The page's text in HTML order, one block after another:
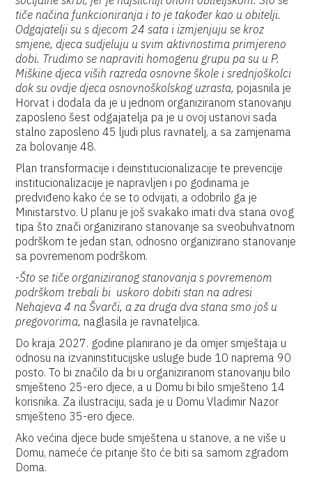
tiče načina funkcioniranja i to je također kao u obitelji.
Odgajatelji su s djecom 24 sata i izmjenjuju se kroz
smjene, djeca sudjeluju u svim aktivnostima primjereno
dobi. Trudimo se napraviti homogenu grupu pa su u P.
Miškine djeca viših razreda osnovne škole i srednjoškolci
dok su ovdje djeca osnovnoškolskog uzrasta, pojasnila je
Horvat i dodala da je u jednom organiziranom stanovanju
zaposleno šest odgajatelja pa je u ovoj ustanovi sada
stalno zaposleno 45 ljudi plus ravnatelj, a sa zamjenama
za bolovanje 48.
Plan transformacije i deinstitucionalizacije te prevencije
institucionalizacije je napravljen i po godinama je
predviđeno kako će se to odvijati, a odobrilo ga je
Ministarstvo. U planu je još svakako imati dva stana ovog
tipa što znači organizirano stanovanje sa sveobuhvatnom
podrškom te jedan stan, odnosno organizirano stanovanje
sa povremenom podrškom.
-Što se tiče organiziranog stanovanja s povremenom
podrškom trebali bi uskoro dobiti stan na adresi
Nehajeva 4 na Švarči, a za druga dva stana smo još u
pregovorima, naglasila je ravnateljica.
Do kraja 2027. godine planirano je da omjer smještaja u
odnosu na izvaninstitucijske usluge bude 10 naprema 90
posto. To bi značilo da bi u organiziranom stanovanju bilo
smješteno 25-ero djece, a u Domu bi bilo smješteno 14
korisnika. Za ilustraciju, sada je u Domu Vladimir Nazor
smješteno 35-ero djece.
Ako većina djece bude smještena u stanove, a ne više u
Domu, nameće će pitanje što će biti sa samom zgradom
Doma.